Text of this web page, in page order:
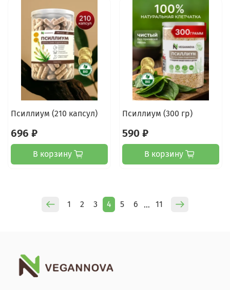
Псиллиум (210 капсул)
696 ₽
В корзину
Псиллиум (300 гр)
590 ₽
В корзину
1 2 3 4 5 6 … 11